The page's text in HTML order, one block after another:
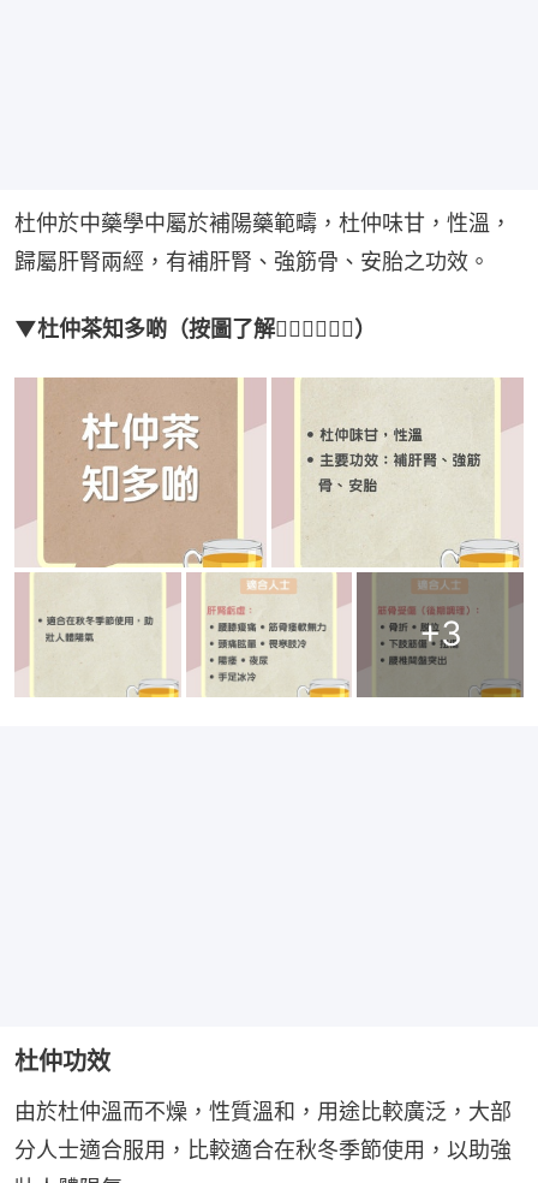
杜仲於中藥學中屬於補陽藥範疇，杜仲味甘，性溫，
歸屬肝腎兩經，有補肝腎、強筋骨、安胎之功效。
▼杜仲茶知多啲（按圖了解👇🏻👇🏻👇🏻）
+3
杜仲功效
由於杜仲溫而不燥，性質溫和，用途比較廣泛，大部
分人士適合服用，比較適合在秋冬季節使用，以助強